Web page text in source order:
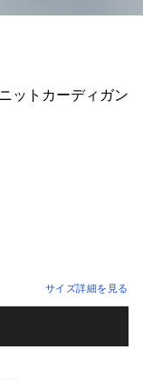
ットカーディガン
サイズ詳細を見る